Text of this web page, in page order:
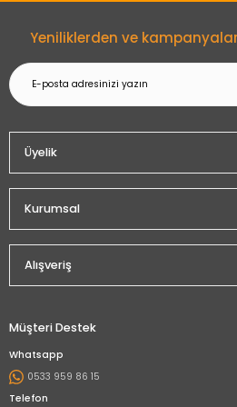
Yeniliklerden ve
Üyelik
Kurumsal
Alışveriş
Müşteri Destek
Whatsapp
0533 959 86 15
Telefon